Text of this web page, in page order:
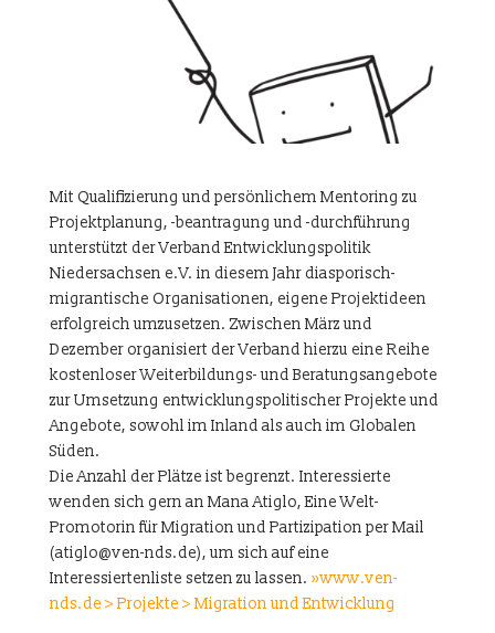
Mit Qualifizierung und persönlichem Mentoring zu
Projektplanung, -beantragung und -durchführung
unterstützt der Verband Entwicklungspolitik
Niedersachsen e.V. in diesem Jahr diasporisch-
migrantische Organisationen, eigene Projektideen
erfolgreich umzusetzen. Zwischen März und
Dezember organisiert der Verband hierzu eine Reihe
kostenloser Weiterbildungs- und Beratungsangebote
zur Umsetzung entwicklungspolitischer Projekte und
Angebote, sowohl im Inland als auch im Globalen
Süden.
Die Anzahl der Plätze ist begrenzt. Interessierte
wenden sich gern an Mana Atiglo, Eine Welt-
Promotorin für Migration und Partizipation per Mail
(atiglo@ven-nds.de), um sich auf eine
Interessiertenliste setzen zu lassen. »www.ven-
nds.de > Projekte > Migration und Entwicklung